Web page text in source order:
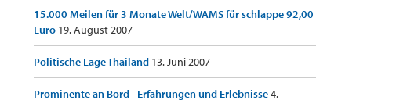
15.000 Meilen für 3 Monate Welt/WAMS für schlappe 92,00
Euro 19. August 2007
Politische Lage Thailand 13. Juni 2007
Prominente an Bord - Erfahrungen und Erlebnisse4.